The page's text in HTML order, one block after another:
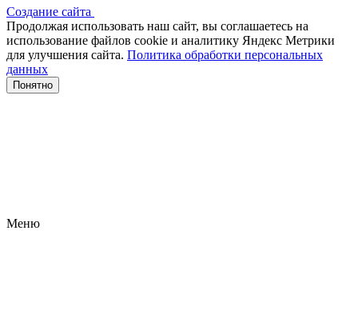
Создание сайта
Продолжая использовать наш сайт, вы соглашаетесь на
использование файлов сооkіе и аналитику Яндекс Метрики
для улучшения сайта. Политика обработки персональных
данных
Понятно
Меню